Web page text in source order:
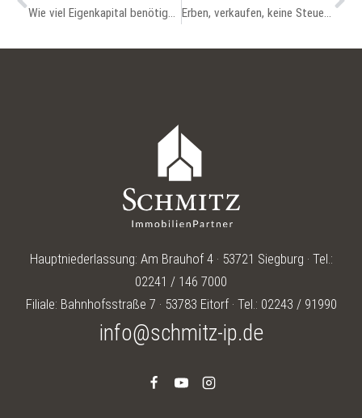
Wie viel Eigenkapital benötige ich für den Immobilienkauf? Erben, verkaufen, keine Steuer zahlen
Hauptniederlassung: Am Brauhof 4 · 53721 Siegburg · Tel.:
02241 / 146 7000
Filiale: Bahnhofsstraße 7 · 53783 Eitorf · Tel.: 02243 / 91990
info@schmitz-ip.de